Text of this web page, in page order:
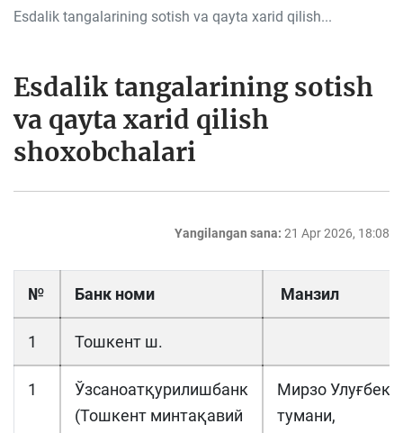
Esdalik tangalarining sotish va qayta xarid qilish...
Esdalik tangalarining sotish
va qayta xarid qilish
shoxobchalari
Yangilangan sana: 21 Apr 2026, 18:08
№ Банк номи Манзил
1 Тошкент ш.
1
Ўзсаноатқурилишбанк
(Тошкент минтақавий
Мирзо Улуғбек
тумани,